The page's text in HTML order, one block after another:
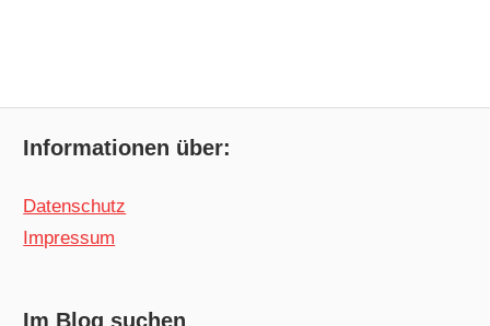
Informationen über:
Datenschutz
Impressum
Im Blog suchen